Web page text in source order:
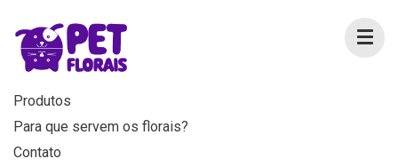
MENU
Home
Produtos
Para que servem os florais?
Contato